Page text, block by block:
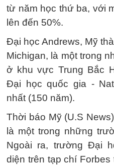
từ năm học thứ ba, với
lên đến 50%.
Đại học Andrews, Mỹ
Michigan, là một trong
ở khu vực Trung Bắc
Đại học quốc gia -
nhất (150 năm).
Thời báo Mỹ (U.S
là một trong những
Ngoài ra, trường Đại
diện trên tạp chí